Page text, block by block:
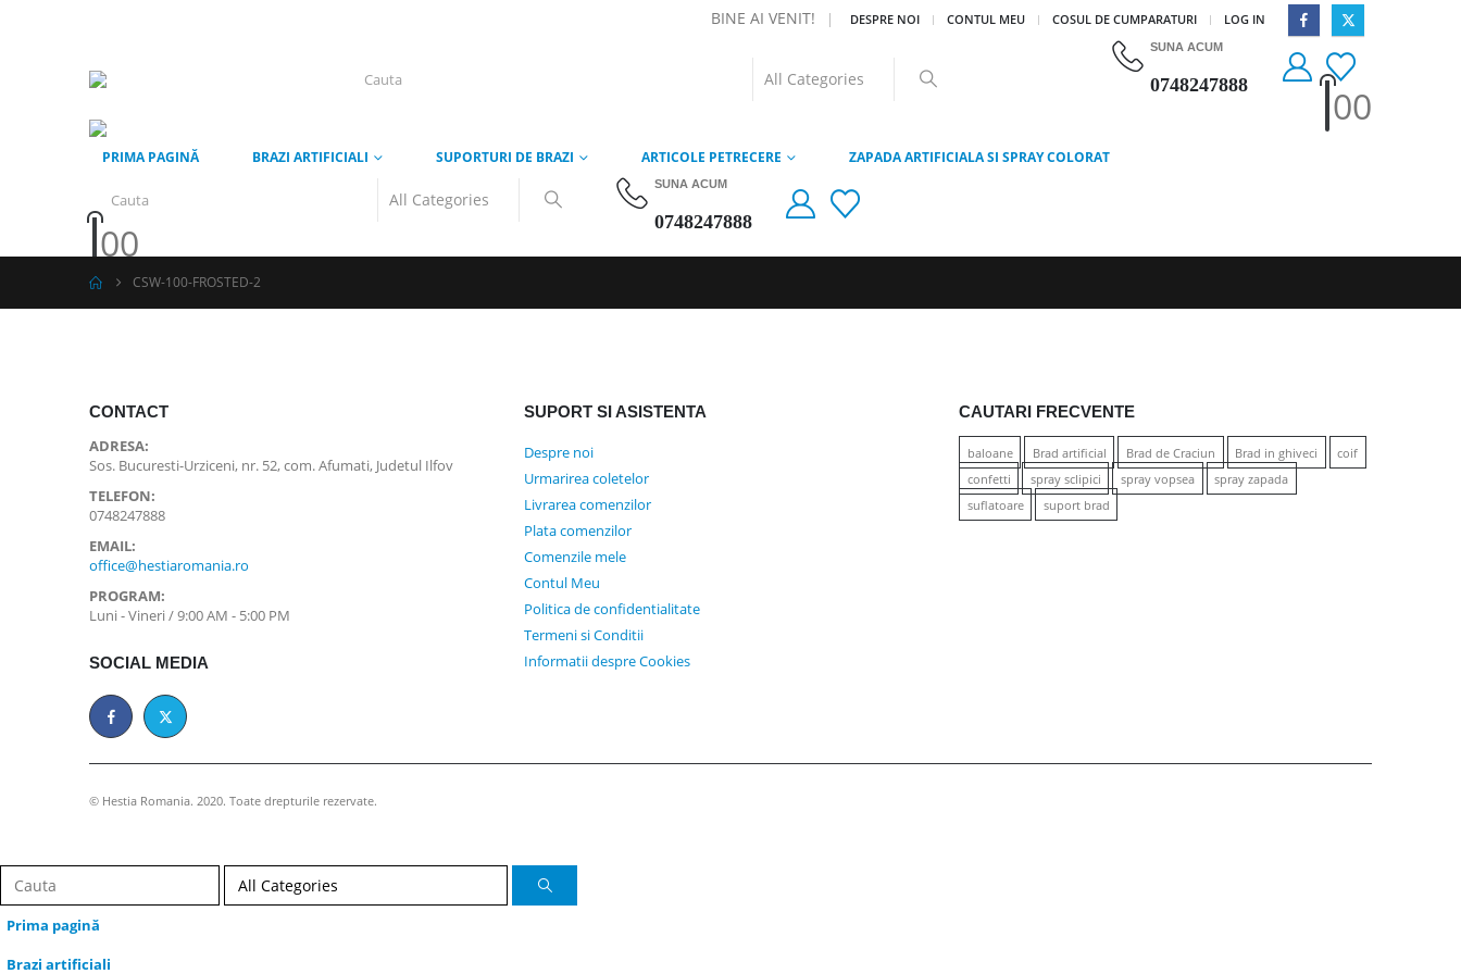
BINE AI VENIT! | DESPRE NOI CONTUL MEU COSUL DE CUMPARATURI LOG IN
SUNA ACUM
0748247888 00
PRIMA PAGINĂ BRAZI ARTIFICIALI SUPORTURI DE BRAZI ARTICOLE PETRECERE ZAPADA ARTIFICIALA SI SPRAY COLORAT
SUNA ACUM
0748247888
00
CSW-100-FROSTED-2
CONTACT
ADRESA:
Sos. Bucuresti-Urziceni, nr. 52, com. Afumati, Judetul Ilfov
TELEFON:
0748247888
EMAIL:
office@hestiaromania.ro
PROGRAM:
Luni - Vineri / 9:00 AM - 5:00 PM
SOCIAL MEDIA
SUPORT SI ASISTENTA
Despre noi
Urmarirea coletelor
Livrarea comenzilor
Plata comenzilor
Comenzile mele
Contul Meu
Politica de confidentialitate
Termeni si Conditii
Informatii despre Cookies
CAUTARI FRECVENTE
baloane Brad artificial Brad de Craciun Brad in ghiveci
coif
confetti
spray sclipici spray vopsea
spray zapada
suflatoare
suport brad
© Hestia Romania. 2020. Toate drepturile rezervate.
Prima pagină
Brazi artificiali